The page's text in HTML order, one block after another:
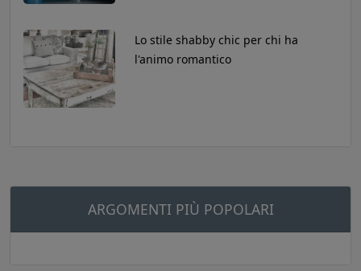
Lo stile shabby chic per chi ha
l'animo romantico
ARGOMENTI PIÙ POPOLARI